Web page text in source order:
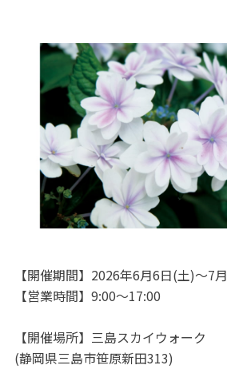
【開催期間】2026年6月6日(土)～7
【営業時間】9:00～17:00
【開催場所】三島スカイウォーク
(静岡県三島市笹原新田313)